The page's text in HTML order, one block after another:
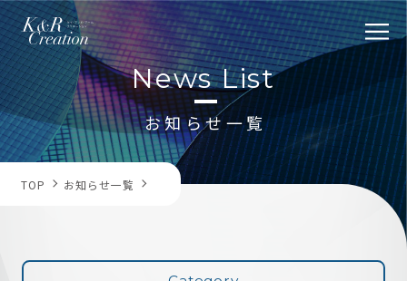
トップページ
News List
お知らせ一覧
TOP お知らせ一覧